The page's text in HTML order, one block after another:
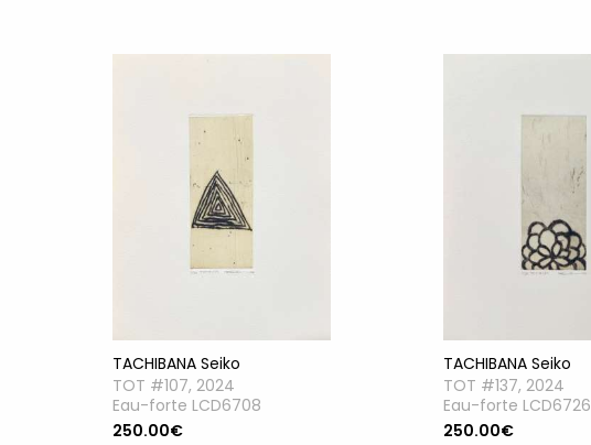
TACHIBANA Seiko
TOT #107, 2024
Eau-forte LCD6708
250.00€
TACHIBANA Seiko
TOT #137, 2024
Eau-forte LCD6726
250.00€